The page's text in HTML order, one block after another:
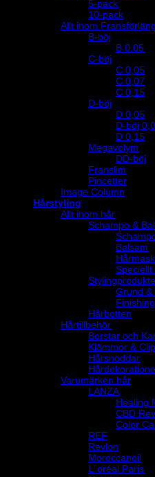
5-pack
10-pack
Allt inom
B-böj
B 0.05
C-böj
C 0,05
C 0,07
C 0,15
D-böj
D 0,05
D-böj
D 0,15
Megavolym
DD-böj
Franslim
Pincetter
Image Column
Hårstyling
Allt inom hår
Schampo &
Balsam
Grund &
Hårbotten
Hårtillbehör
Borstar och
Klämmor &
Hårsnoddar
Varumärken hår
LANZA
Healing
CBD
Color
REF
Revlon
Moroccanoil
L´oréal Paris